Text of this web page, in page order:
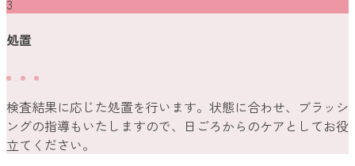
3
処置
検査結果に応じた処置を行います。状態に合わせ、ブラッシ
ングの指導もいたしますので、日ごろからのケアとしてお役
立てください。